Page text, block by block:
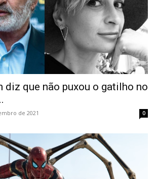
diz que não puxou o gatilho no
de 2021 0